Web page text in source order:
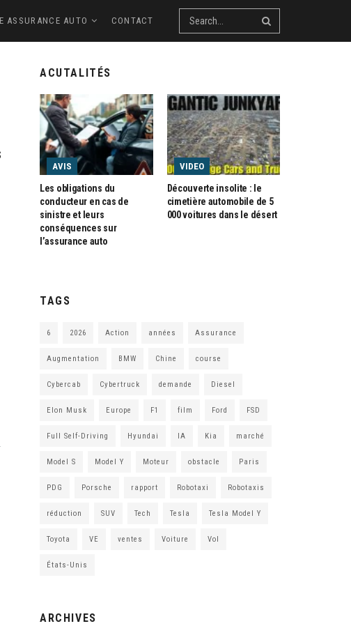
ASSURANCE AUTO CONTACT
ACUTALITÉS
AVIS
Les obligations du
conducteur en cas de
sinistre et leurs
conséquences sur
l’assurance auto
VIDEO
Découverte insolite : le
cimetière automobile de 5
000 voitures dans le désert
TAGS
6 2026 Action années Assurance
Augmentation BMW Chine course
Cybercab Cybertruck demande Diesel
Elon Musk Europe F1 film Ford FSD
Full Self-Driving Hyundai IA Kia marché
Model S Model Y Moteur obstacle Paris
PDG Porsche rapport Robotaxi Robotaxis
réduction SUV Tech Tesla Tesla Model Y
Toyota VE ventes Voiture Vol
États-Unis
ARCHIVES